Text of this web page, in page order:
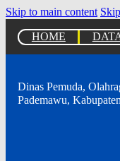
Skip to main content
HOME
Dinas Pemuda,
Pademawu,